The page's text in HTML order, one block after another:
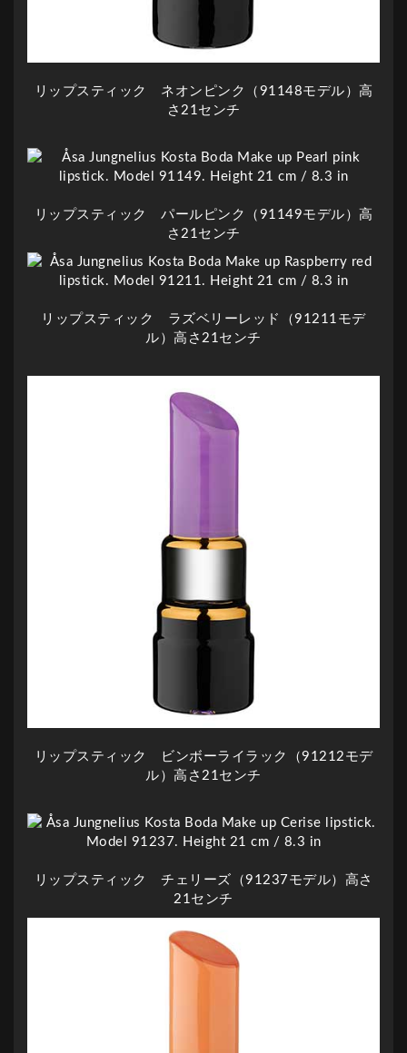
リップスティック ネオンピンク（91148モデル）高
さ21センチ
リップスティック パールピンク（91149モデル）高
さ21センチ
リップスティック ラズベリーレッド（91211モデ
ル）高さ21センチ
リップスティック ビンボーライラック（91212モデ
ル）高さ21センチ
リップスティック チェリーズ（91237モデル）高さ
21センチ